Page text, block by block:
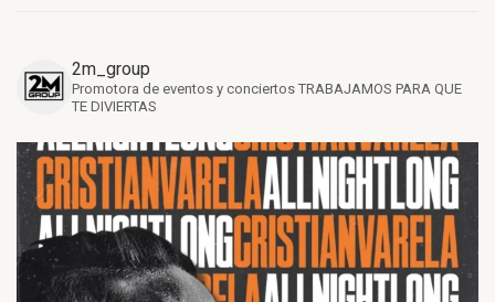
2m_group
Promotora de eventos y conciertos TRABAJAMOS PARA QUE
TE DIVIERTAS